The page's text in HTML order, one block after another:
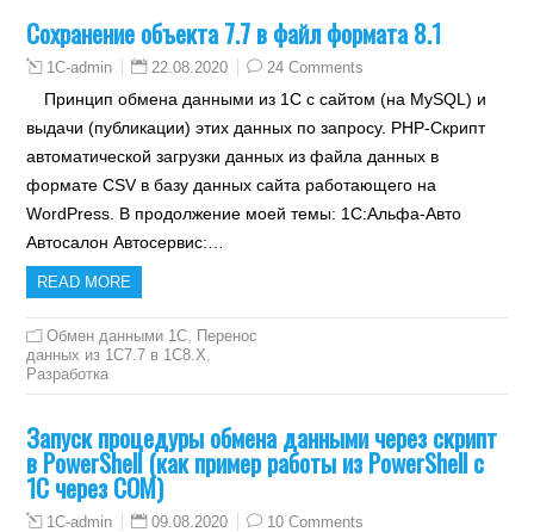
Сохранение объекта 7.7 в файл формата 8.1
1C-admin 22.08.2020 24 Comments
Принцип обмена данными из 1С с сайтом (на MySQL) и
выдачи (публикации) этих данных по запросу. PHP-Скрипт
автоматической загрузки данных из файла данных в
формате CSV в базу данных сайта работающего на
WordPress. В продолжение моей темы: 1С:Альфа-Авто
Автосалон Автосервис:…
READ MORE
Обмен данными 1С, Перенос
данных из 1С7.7 в 1C8.X,
Разработка
Запуск процедуры обмена данными через скрипт
в PowerShell (как пример работы из PowerShell с
1С через COM)
1C-admin 09.08.2020 10 Comments